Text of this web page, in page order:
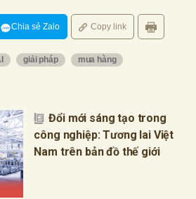
Chia sẻ Zalo Copy link
giải pháp mua hàng
Đổi mới sáng tạo trong
công nghiệp: Tương lai Việt
Nam trên bản đồ thế giới